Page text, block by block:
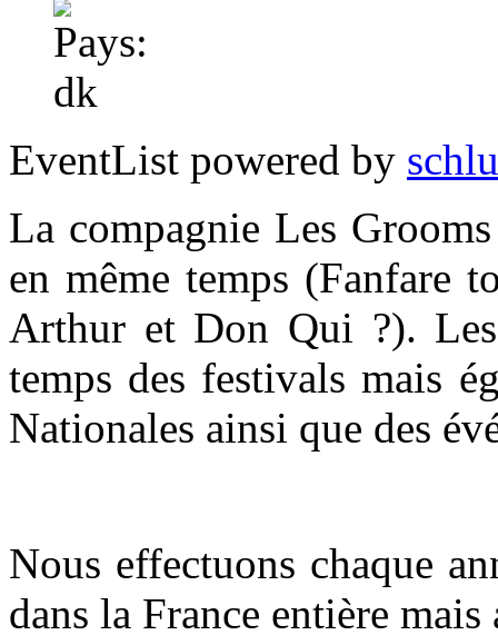
EventList powered by
La compagnie Les
en même temps (Fanfare
Arthur et Don Qui ?).
temps des festivals mais
Nationales ainsi que des
Nous effectuons chaque
dans la France entière